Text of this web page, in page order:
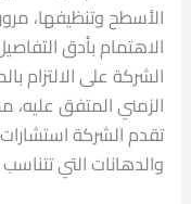
الأسطح وتنظيفها،
الاهتمام بأدق
الشركة على الالتزام
الزمني المتفق
تقدم الشركة استشارات
والدهانات التي